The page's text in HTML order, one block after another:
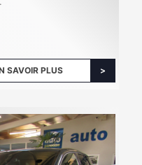
SAVOIR PLUS